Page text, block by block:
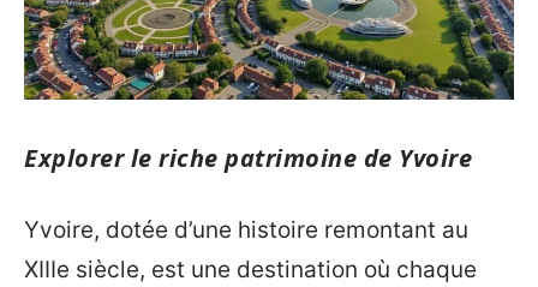
Explorer le riche patrimoine de Yvoire
Yvoire, dotée d’une histoire remontant au
XIIIe siècle, est une destination où chaque